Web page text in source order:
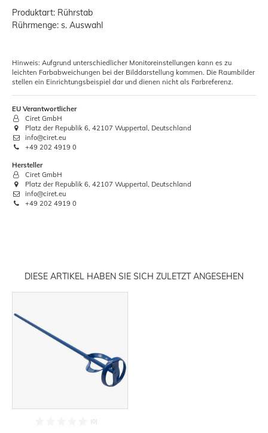
Produktart: Rührstab
Rührmenge: s. Auswahl
Hinweis: Aufgrund unterschiedlicher Monitoreinstellungen kann es zu
leichten Farbabweichungen bei der Bilddarstellung kommen. Die Raumbilder
stellen ein Einrichtungsbeispiel dar und dienen nicht als Farbreferenz.
EU Verantwortlicher
Ciret GmbH
Platz der Republik 6, 42107 Wuppertal, Deutschland
info@ciret.eu
+49 202 4919 0
Hersteller
Ciret GmbH
Platz der Republik 6, 42107 Wuppertal, Deutschland
info@ciret.eu
+49 202 4919 0
DIESE ARTIKEL HABEN SIE SICH ZULETZT ANGESEHEN